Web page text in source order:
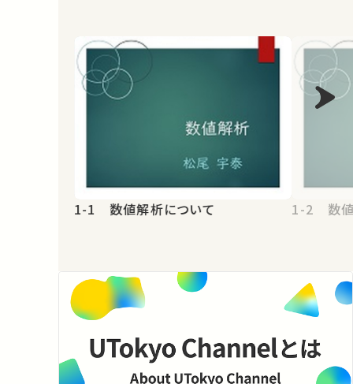
1-1 数値解析について 1-2 数値